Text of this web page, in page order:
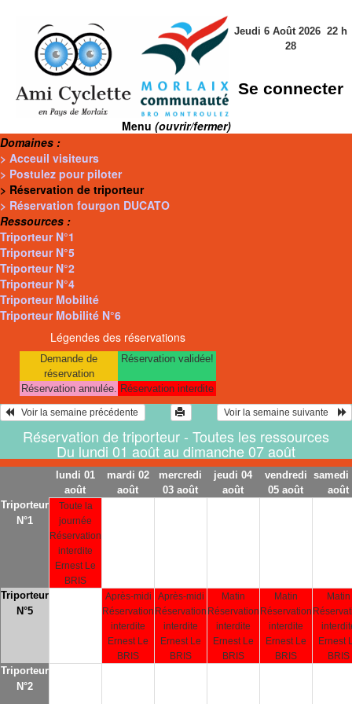
Jeudi 6 Août 2026 22h
28
Se connecter
Menu (ouvrir/fermer)
Domaines :
> Acceuil visiteurs
> Postulez pour piloter
> Réservation de triporteur
> Réservation fourgon DUCATO
Ressources :
Triporteur N°1
Triporteur N°5
Triporteur N°2
Triporteur N°4
Triporteur Mobilité
Triporteur Mobilité N°6
Légendes des réservations
Demande de
réservation
Réservation validée!
Réservation annulée. Réservation interdite
Voir la semaine suivante
Réservation de triporteur - Toutes les ressources
Du lundi 01 août au dimanche 07 août
lundi 01
août
mardi 02
août
mercredi
03 août
jeudi 04
août
vendredi
05 août
samedi
août
Triporteur
N°1
Toute la
journée
Réservation
interdite
Ernest Le
BRIS
Triporteur
N°5
Après-midi
Réservation
interdite
Ernest Le
BRIS
Après-midi
Réservation
interdite
Ernest Le
BRIS
Matin
Réservation
interdite
Ernest Le
BRIS
Matin
Réservation
interdite
Ernest Le
BRIS
Matin
Ernest
BRIS
Triporteur
N°2